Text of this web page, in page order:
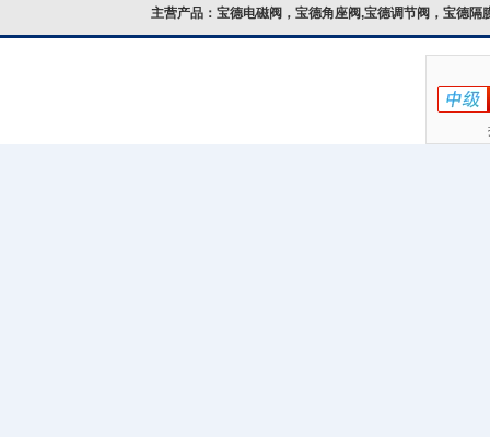
主营产品：宝德电磁阀，宝德角座阀,宝德调节阀，宝德